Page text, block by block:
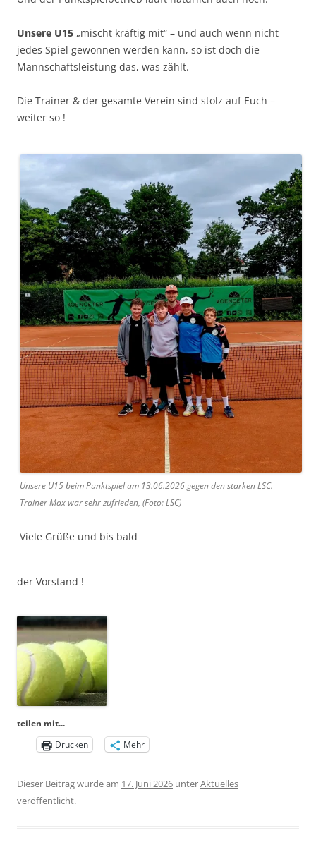
Unsere U15 „mischt kräftig mit“ – und auch wenn nicht
jedes Spiel gewonnen werden kann, so ist doch die
Mannschaftsleistung das, was zählt.
Die Trainer & der gesamte Verein sind stolz auf Euch –
weiter so !
Unsere U15 beim Punktspiel am 13.06.2026 gegen den starken LSC.
Trainer Max war sehr zufrieden, (Foto: LSC)
Viele Grüße und bis bald
der Vorstand !
teilen mit...
Drucken
Mehr
Dieser Beitrag wurde am 17. Juni 2026 unterAktuelles
veröffentlicht.